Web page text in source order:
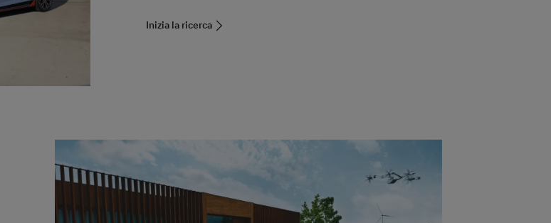
Inizia la ricerca